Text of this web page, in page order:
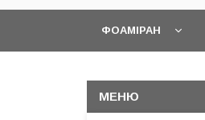
ФОАМІРАН